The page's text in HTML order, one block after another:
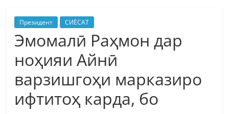
Президент СИЁСАТ
Эмомалӣ Раҳмон дар
ноҳияи Айнӣ
варзишгоҳи марказиро
ифтитоҳ карда, бо